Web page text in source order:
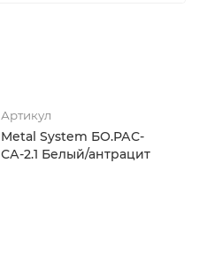
Артикул
Metal System БО.РАС-
СА-2.1 Белый/антрацит